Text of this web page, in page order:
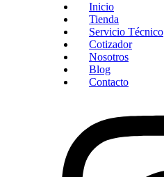
Inicio
Tienda
Servicio Técnico
Cotizador
Nosotros
Blog
Contacto